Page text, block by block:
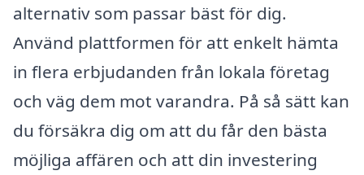
alternativ som passar bäst för dig.
Använd plattformen för att enkelt hämta
in flera erbjudanden från lokala företag
och väg dem mot varandra. På så sätt kan
du försäkra dig om att du får den bästa
möjliga affären och att din investering